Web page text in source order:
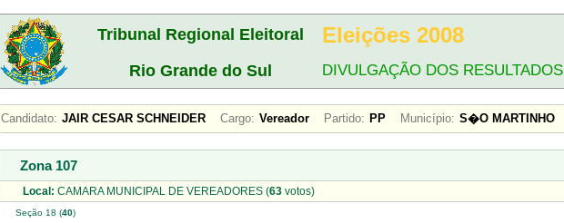
Tribunal Regional Eleitoral Eleições 2008
Rio Grande do Sul DIVULGAÇÃO DOS RESULTADOS
Candidato: JAIR CESAR SCHNEIDER Cargo: Vereador Partido: PP Município: S�O MARTINHO
Zona 107
Local: CAMARA MUNICIPAL DE VEREADORES (63 votos)
Seção 18 (40)